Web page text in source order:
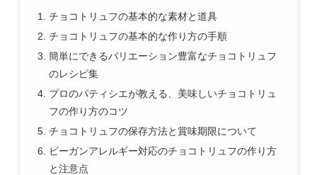
チョコトリュフの基本的な素材と道具
チョコトリュフの基本的な作り方の手順
簡単にできるバリエーション豊富なチョコトリュフ
のレシピ集
プロのパティシエが教える、美味しいチョコトリュ
フの作り方のコツ
チョコトリュフの保存方法と賞味期限について
ビーガンアレルギー対応のチョコトリュフの作り方
と注意点